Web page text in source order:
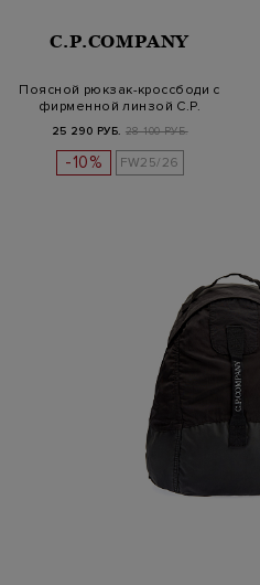
C.P.COMPANY
Поясной рюкзак-кроссбоди с
фирменной линзой C.P.
25 290 РУБ. 28 100 РУБ.
-10% FW25/26